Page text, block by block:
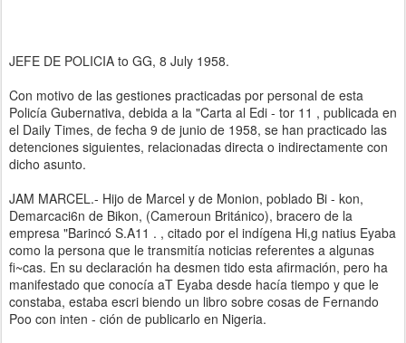
JEFE DE POLICIA to GG, 8 July 1958.
Con motivo de las gestiones practicadas por personal de esta
Policía Gubernativa, debida a la "Carta al Edi - tor 11 , publicada en
el Daily Times, de fecha 9 de junio de 1958, se han practicado las
detenciones siguientes, relacionadas directa o indirectamente con
dicho asunto.
JAM MARCEL.- Hijo de Marcel y de Monion, poblado Bi - kon,
Demarcaci6n de Bikon, (Cameroun Británico), bracero de la
empresa "Barincó S.A11 . , citado por el indígena Hi,g natius Eyaba
como la persona que le transmitía noticias referentes a algunas
fi~cas. En su declaración ha desmen tido esta afirmación, pero ha
manifestado que conocía aT Eyaba desde hacía tiempo y que le
constaba, estaba escri biendo un libro sobre cosas de Fernando
Poo con inten - ción de publicarlo en Nigeria.